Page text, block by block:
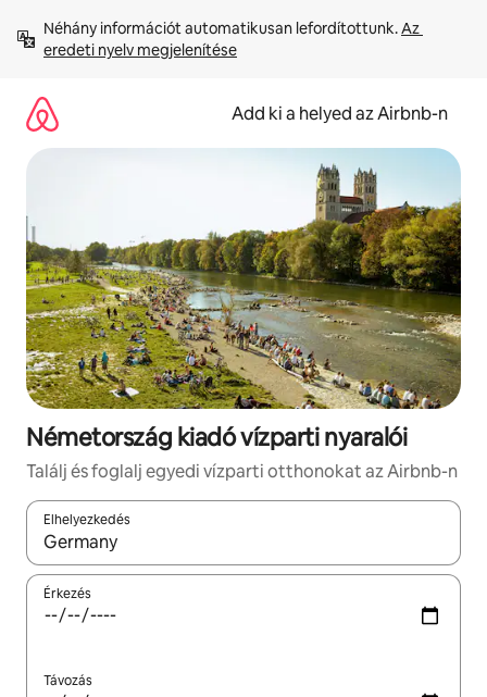
tartalomra
Néhány információt automatikusan lefordítottunk. Az
eredeti nyelv megjelenítése
Add ki a helyed az Airbnb-n
Németország kiadó vízparti nyaralói
Találj és foglalj egyedi vízparti otthonokat az Airbnb-n
Elhelyezkedés
Az eredmények között a felfelé és a lefelé nyíllal
Érkezés
Távozás